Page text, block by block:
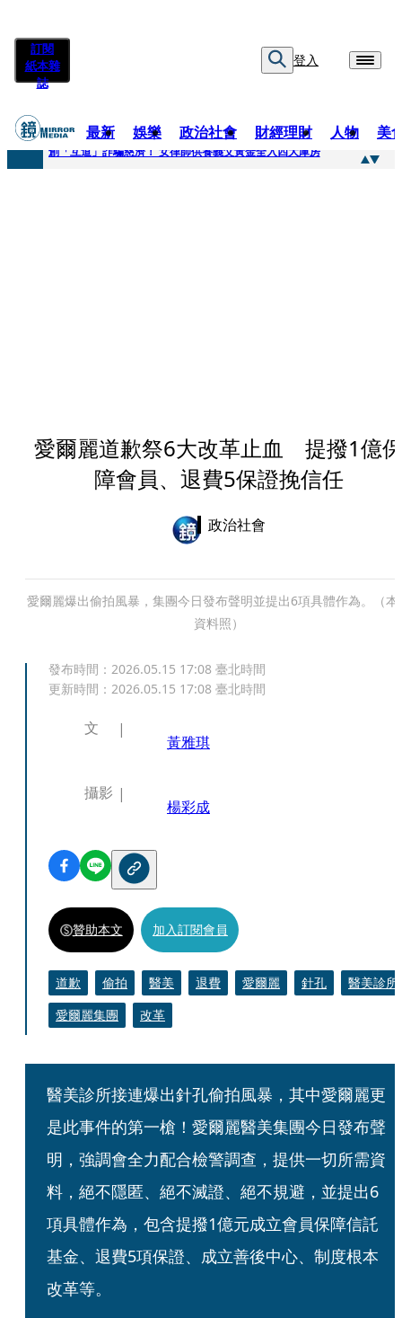
訂閱
紙本雜
誌
登入
最新 娛樂 政治社會 財經理財 人物 美
快訊
創「互道」詐騙慈濟！ 女律師供養義父黃金全入四大庫房
愛爾麗道歉祭6大改革止血 提撥1億
障會員、退費5保證挽信任
政治社會
愛爾麗爆出偷拍風暴，集團今日發布聲明並提出6項具體作為。（本
資料照）
發布時間： 2026.05.15 17:08 臺北時間
更新時間： 2026.05.15 17:08 臺北時間
文
黃雅琪
攝影
楊彩成
贊助本文 加入訂閱會員
道歉 偷拍 醫美 退費 愛爾麗 針孔
醫美診所
愛爾麗集團
改革
醫美診所接連爆出針孔偷拍風暴，其中愛爾麗更
是此事件的第一槍！愛爾麗醫美集團今日發布聲
明，強調會全力配合檢警調查，提供一切所需資
料，絕不隱匿、絕不滅證、絕不規避，並提出6
項具體作為，包含提撥1億元成立會員保障信託
基金、退費5項保證、成立善後中心、制度根本
改革等。